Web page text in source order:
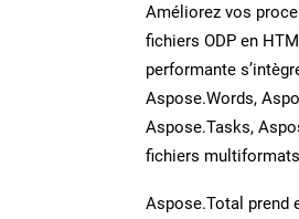
Améliorez vos
fichiers ODP en
performante
Aspose.Words,
Aspose.Tasks,
fichiers
Aspose.Total prend